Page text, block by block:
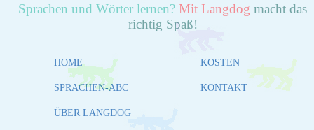
Sprachen und Wörter lernen? Mit Langdog macht das
richtig Spaß!
HOME
SPRACHEN-ABC
ÜBER LANGDOG
KOSTEN
KONTAKT